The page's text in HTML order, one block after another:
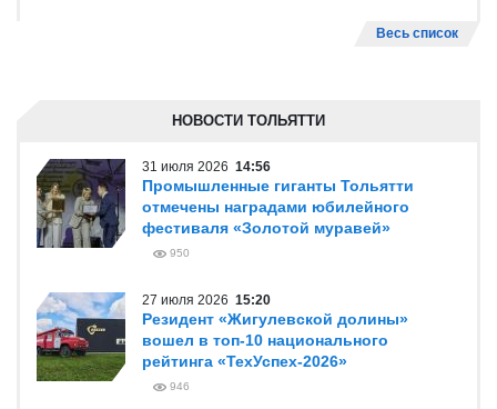
Весь список
НОВОСТИ ТОЛЬЯТТИ
31 июля 2026 14:56
Промышленные гиганты Тольятти
отмечены наградами юбилейного
фестиваля «Золотой муравей»
950
27 июля 2026 15:20
Резидент «Жигулевской долины»
вошел в топ-10 национального
рейтинга «ТехУспех-2026»
946